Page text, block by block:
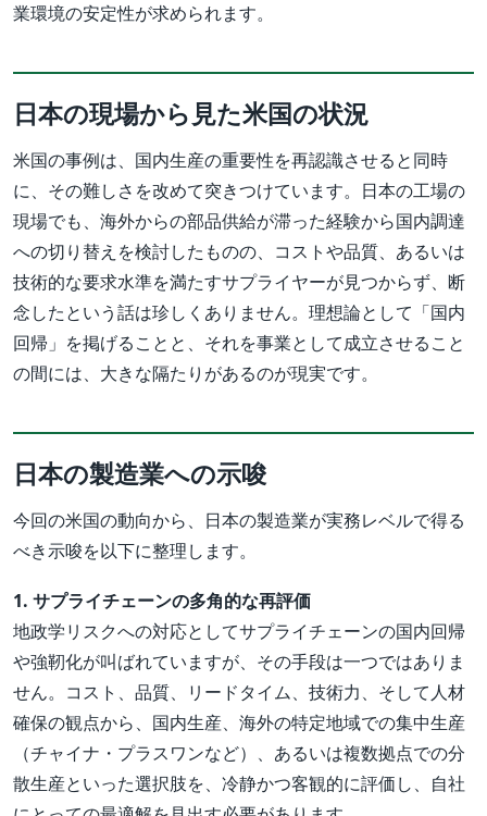
業環境の安定性が求められます。
日本の現場から見た米国の状況
米国の事例は、国内生産の重要性を再認識させると同時
に、その難しさを改めて突きつけています。日本の工場の
現場でも、海外からの部品供給が滞った経験から国内調達
への切り替えを検討したものの、コストや品質、あるいは
技術的な要求水準を満たすサプライヤーが見つからず、断
念したという話は珍しくありません。理想論として「国内
回帰」を掲げることと、それを事業として成立させること
の間には、大きな隔たりがあるのが現実です。
日本の製造業への示唆
今回の米国の動向から、日本の製造業が実務レベルで得る
べき示唆を以下に整理します。
1. サプライチェーンの多角的な再評価
地政学リスクへの対応としてサプライチェーンの国内回帰
や強靭化が叫ばれていますが、その手段は一つではありま
せん。コスト、品質、リードタイム、技術力、そして人材
確保の観点から、国内生産、海外の特定地域での集中生産
（チャイナ・プラスワンなど）、あるいは複数拠点での分
散生産といった選択肢を、冷静かつ客観的に評価し、自社